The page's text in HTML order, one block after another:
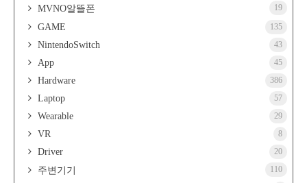
MVNO알뜰폰 19
GAME 135
NintendoSwitch 43
App 45
Hardware 386
Laptop 57
Wearable 29
VR 8
Driver 20
주변기기 110